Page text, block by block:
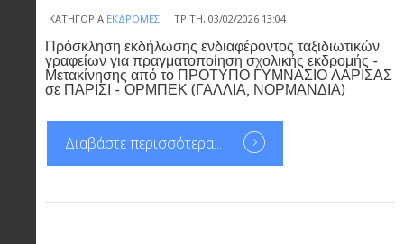
ΚΑΤΗΓΟΡΊΑ ΕΚΔΡΟΜΈΣ ΤΡΊΤΗ, 03/02/2026 13:04
Πρόσκληση εκδήλωσης ενδιαφέροντος ταξιδιωτικών
γραφείων για πραγματοποίηση σχολικής εκδρομής -
Μετακίνησης από το ΠΡΟΤΥΠΟ ΓΥΜΝΑΣΙΟ ΛΑΡΙΣΑΣ
σε ΠΑΡΙΣΙ - ΟΡΜΠΕΚ (ΓΑΛΛΙΑ, ΝΟΡΜΑΝΔΙΑ)
Διαβάστε περισσότερα...